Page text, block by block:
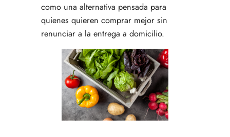
como una alternativa pensada para
quienes quieren comprar mejor sin
renunciar a la entrega a domicilio.